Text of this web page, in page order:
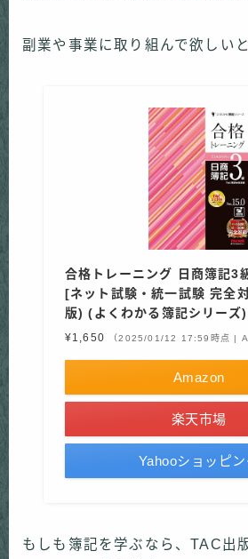
副業や事業に取り組んで欲しい
合格トレーニング 日商簿記3
[ネット試験・統一試験 完全
版) (よくわかる簿記シリーズ)
¥1,650 （2025/01/12 17:59時点 |
Amazon
楽天市場
Yahooショッピ
もしも簿記を学ぶなら、TAC出